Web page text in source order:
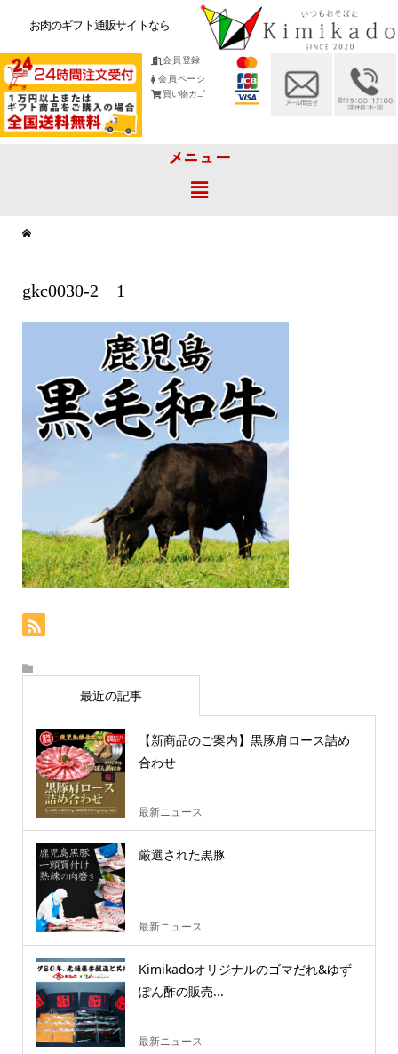
お肉のギフト通販サイトなら
会員登録
会員ページ
買い物カゴ
メニュー
gkc0030-2__1
最近の記事
【新商品のご案内】黒豚肩ロース詰め
合わせ
最新ニュース
厳選された黒豚
最新ニュース
Kimikadoオリジナルのゴマだれ&ゆず
ぽん酢の販売...
最新ニュース